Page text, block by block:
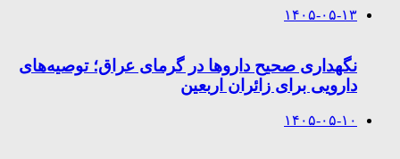
۱۴۰۵-۰۵-۱۳
نگهداری صحیح داروها در گرمای عراق؛ توصیه‌های
دارویی برای زائران اربعین
۱۴۰۵-۰۵-۱۰